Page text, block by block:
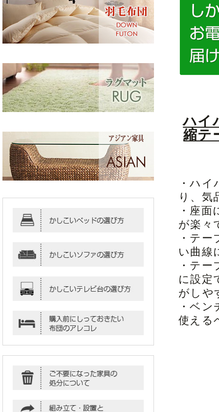
ハイ
縮テ
・ハ
り、気
・座
が楽々
・テ
い曲線
・テ
に設定
がしや
・ベ
使える